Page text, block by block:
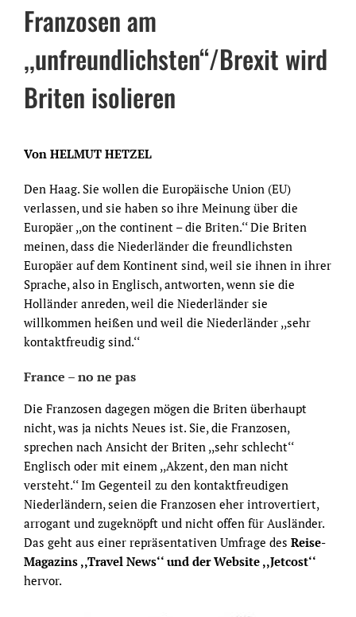
Franzosen am
,,unfreundlichsten‘‘/Brexit wird
Briten isolieren
Von HELMUT HETZEL
Den Haag. Sie wollen die Europäische Union (EU)
verlassen, und sie haben so ihre Meinung über die
Europäer ,,on the continent – die Briten.‘‘ Die Briten
meinen, dass die Niederländer die freundlichsten
Europäer auf dem Kontinent sind, weil sie ihnen in ihrer
Sprache, also in Englisch, antworten, wenn sie die
Holländer anreden, weil die Niederländer sie
willkommen heißen und weil die Niederländer ,,sehr
kontaktfreudig sind.‘‘
France – no ne pas
Die Franzosen dagegen mögen die Briten überhaupt
nicht, was ja nichts Neues ist. Sie, die Franzosen,
sprechen nach Ansicht der Briten ,,sehr schlecht‘‘
Englisch oder mit einem ,,Akzent, den man nicht
versteht.‘‘ Im Gegenteil zu den kontaktfreudigen
Niederländern, seien die Franzosen eher introvertiert,
arrogant und zugeknöpft und nicht offen für Ausländer.
Das geht aus einer repräsentativen Umfrage des Reise-
Magazins ,,Travel News‘‘ und der Website ,,Jetcost‘‘
hervor.